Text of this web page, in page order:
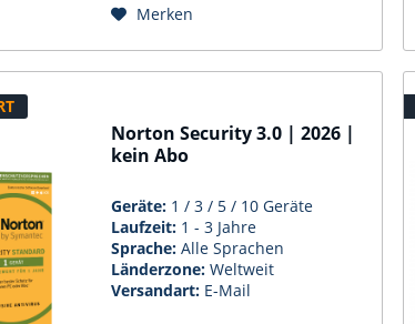
Merken
Norton Security 3.0 | 2026 |
kein Abo
Geräte: 1 / 3 / 5 / 10 Geräte
Laufzeit: 1 - 3 Jahre
Sprache:Alle Sprachen
Länderzone:Weltweit
Versandart: E-Mail